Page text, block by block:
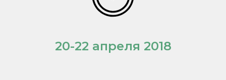
20-22 апреля 2018